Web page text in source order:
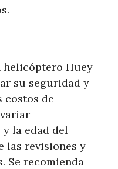
helicóptero Huey
su seguridad y
costos de
la edad del
las revisiones y
Se recomienda